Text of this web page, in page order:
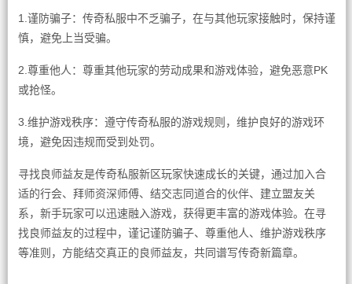
1.谨防骗子：传奇私服中不乏骗子，在与其他玩家接触时，保持谨
慎，避免上当受骗。
2.尊重他人：尊重其他玩家的劳动成果和游戏体验，避免恶意PK
或抢怪。
3.维护游戏秩序：遵守传奇私服的游戏规则，维护良好的游戏环
境，避免因违规而受到处罚。
寻找良师益友是传奇私服新区玩家快速成长的关键，通过加入合
适的行会、拜师资深师傅、结交志同道合的伙伴、建立盟友关
系，新手玩家可以迅速融入游戏，获得更丰富的游戏体验。在寻
找良师益友的过程中，谨记谨防骗子、尊重他人、维护游戏秩序
等准则，方能结交真正的良师益友，共同谱写传奇新篇章。